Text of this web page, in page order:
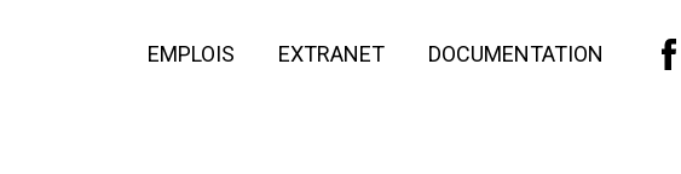
EMPLOIS EXTRANET DOCUMENTATION